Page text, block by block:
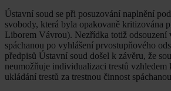
Ústavní soud se při posuzování naplnění
svobody, která byla opakovaně kritizována
Liborem Vávrou). Nezřídka totiž odsouzení
spáchanou po vyhlášení prvostupňového
předpisů Ústavní soud došel k závěru, že
neumožňuje individualizaci trestů
ukládání trestů za trestnou činnost